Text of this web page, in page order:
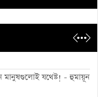
যথেষ্ট! - হুমায়ূন